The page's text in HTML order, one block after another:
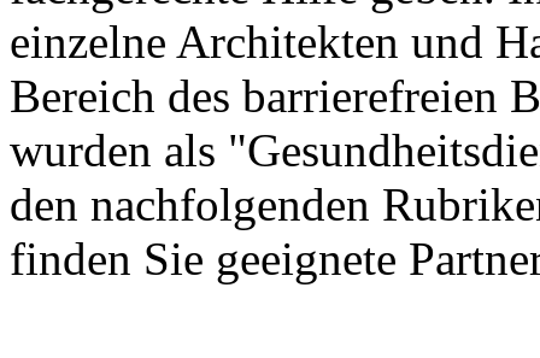
einzelne Architekten und
Bereich des barrierefreien
wurden als
den nachfolgenden
finden Sie geeignete